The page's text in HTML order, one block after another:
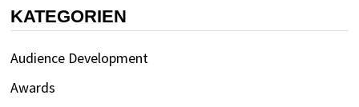
KATEGORIEN
Audience Development
Awards